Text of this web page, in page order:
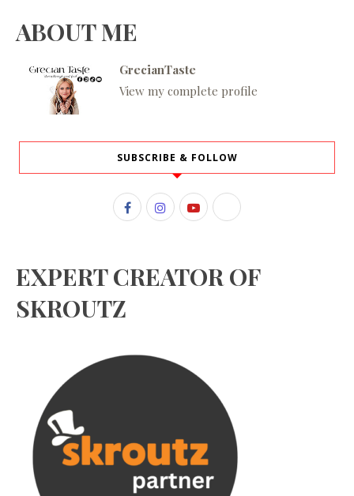
ABOUT ME
GrecianTaste
View my complete profile
SUBSCRIBE & FOLLOW
EXPERT CREATOR OF
SKROUTZ